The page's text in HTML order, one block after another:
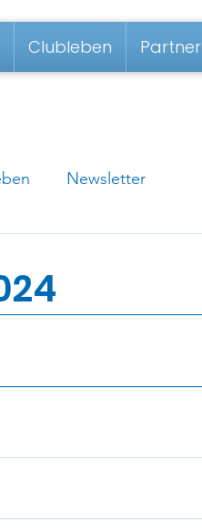
Clubleben Partner
Newsletter